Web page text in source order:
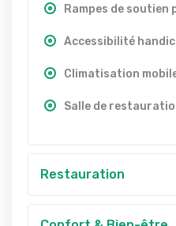
Rampes de
Accessibilité
Climatisation
Salle de
Restauration